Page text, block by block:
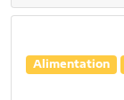
Alimentation